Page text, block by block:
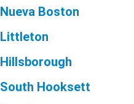
Nueva Boston
Littleton
Hillsborough
South Hooksett